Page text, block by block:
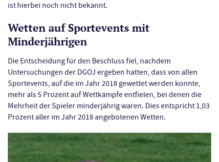
ist hierbei noch nicht bekannt.
Wetten auf Sportevents mit
Minderjährigen
Die Entscheidung für den Beschluss fiel, nachdem
Untersuchungen der DGOJ ergeben hatten, dass von allen
Sportevents, auf die im Jahr 2018 gewettet werden konnte,
mehr als 5 Prozent auf Wettkämpfe entfielen, bei denen die
Mehrheit der Spieler minderjährig waren. Dies entspricht 1,03
Prozent aller im Jahr 2018 angebotenen Wetten.